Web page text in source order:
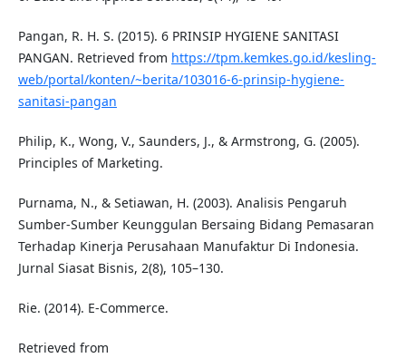
Pangan, R. H. S. (2015). 6 PRINSIP HYGIENE SANITASI
PANGAN. Retrieved from https://tpm.kemkes.go.id/kesling-
web/portal/konten/~berita/103016-6-prinsip-hygiene-
sanitasi-pangan
Philip, K., Wong, V., Saunders, J., & Armstrong, G. (2005).
Principles of Marketing.
Purnama, N., & Setiawan, H. (2003). Analisis Pengaruh
Sumber-Sumber Keunggulan Bersaing Bidang Pemasaran
Terhadap Kinerja Perusahaan Manufaktur Di Indonesia.
Jurnal Siasat Bisnis, 2(8), 105–130.
Rie. (2014). E-Commerce.
Retrieved from